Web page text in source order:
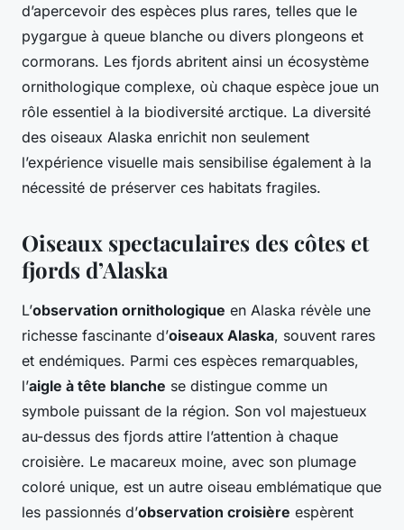
d’apercevoir des espèces plus rares, telles que le
pygargue à queue blanche ou divers plongeons et
cormorans. Les fjords abritent ainsi un écosystème
ornithologique complexe, où chaque espèce joue un
rôle essentiel à la biodiversité arctique. La diversité
des oiseaux Alaska enrichit non seulement
l’expérience visuelle mais sensibilise également à la
nécessité de préserver ces habitats fragiles.
Oiseaux spectaculaires des côtes et
fjords d’Alaska
L’observation ornithologique en Alaska révèle une
richesse fascinante d’oiseaux Alaska, souvent rares
et endémiques. Parmi ces espèces remarquables,
l’aigle à tête blanche se distingue comme un
symbole puissant de la région. Son vol majestueux
au-dessus des fjords attire l’attention à chaque
croisière. Le macareux moine, avec son plumage
coloré unique, est un autre oiseau emblématique que
les passionnés d’observation croisière espèrent